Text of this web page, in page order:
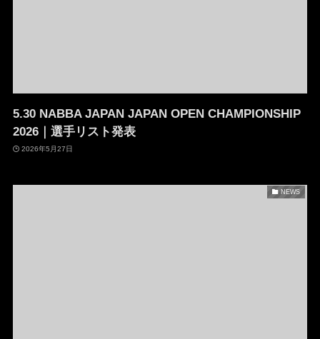
5.30 NABBA JAPAN JAPAN OPEN CHAMPIONSHIP
2026｜選手リスト発表
2026年5月27日
NEWS